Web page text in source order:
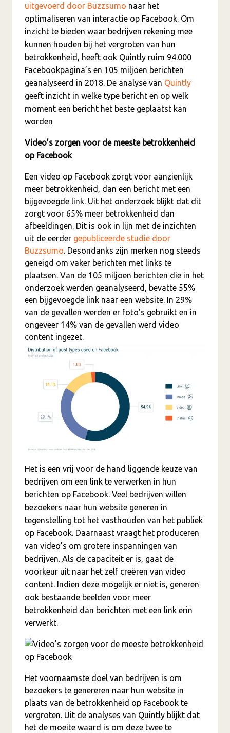
uitgevoerd door Buzzsumo naar het
optimaliseren van interactie op Facebook. Om
inzicht te bieden waar bedrijven rekening mee
kunnen houden bij het vergroten van hun
betrokkenheid, heeft ook Quintly ruim 94.000
Facebookpagina’s en 105 miljoen berichten
geanalyseerd in 2018. De analyse van Quintly
geeft inzicht in welke type bericht en op welk
moment een bericht het beste geplaatst kan
worden
Video’s zorgen voor de meeste betrokkenheid
op Facebook
Een video op Facebook zorgt voor aanzienlijk
meer betrokkenheid, dan een bericht met een
bijgevoegde link. Uit het onderzoek blijkt dat dit
zorgt voor 65% meer betrokkenheid dan
afbeeldingen. Dit is ook in lijn met de inzichten
uit de eerder gepubliceerde studie door
Buzzsumo. Desondanks zijn merken nog steeds
geneigd om vaker berichten met links te
plaatsen. Van de 105 miljoen berichten die in het
onderzoek werden geanalyseerd, bevatte 55%
een bijgevoegde link naar een website. In 29%
van de gevallen werden er foto’s gebruikt en in
ongeveer 14% van de gevallen werd video
content ingezet.
Het is een vrij voor de hand liggende keuze van
bedrijven om een link te verwerken in hun
berichten op Facebook. Veel bedrijven willen
bezoekers naar hun website generen in
tegenstelling tot het vasthouden van het publiek
op Facebook. Daarnaast vraagt het produceren
van video’s om grotere inspanningen van
bedrijven. Als de capaciteit er is, gaat de
voorkeur uit naar het zelf creëren van video
content. Indien deze mogelijk er niet is, generen
ook bestaande beelden voor meer
betrokkenheid dan berichten met een link erin
verwerkt.
Het voornaamste doel van bedrijven is om
bezoekers te genereren naar hun website in
plaats van de betrokkenheid op Facebook te
vergroten. Uit de analyses van Quintly blijkt dat
het de moeite waard is om deze twee te